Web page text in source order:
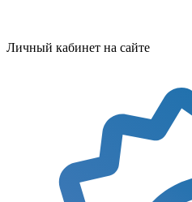
Личный кабинет на сайте